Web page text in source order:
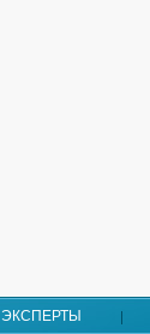
ЭКСПЕРТЫ